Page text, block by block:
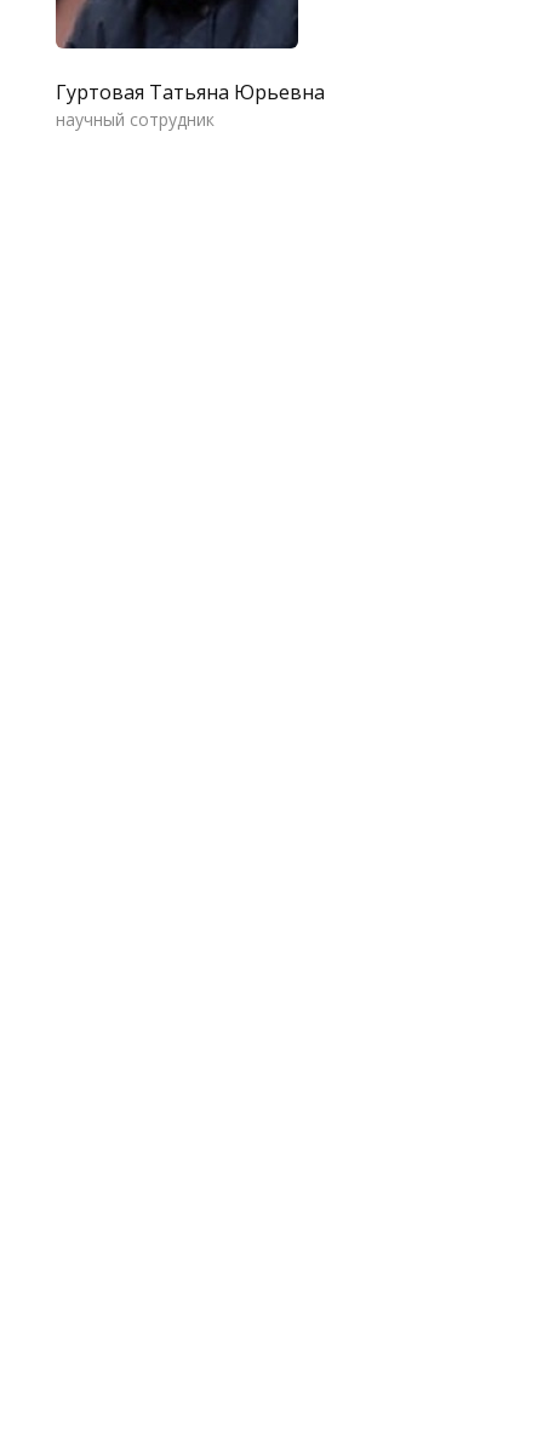
Гуртовая Татьяна Юрьевна
научный сотрудник